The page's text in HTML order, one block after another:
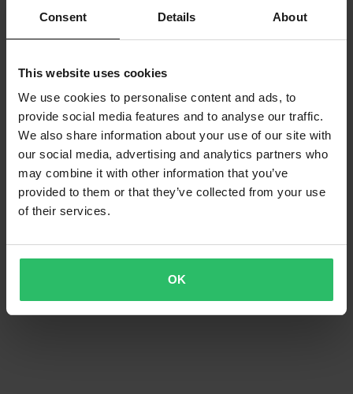
Consent Details About
This website uses cookies
We use cookies to personalise content and ads, to
provide social media features and to analyse our traffic.
We also share information about your use of our site with
our social media, advertising and analytics partners who
may combine it with other information that you’ve
provided to them or that they’ve collected from your use
of their services.
OK
399 kr
Hot Cams Insugningsventil
1 129 kr
1 449 kr
Hot Cams Insugningsventil